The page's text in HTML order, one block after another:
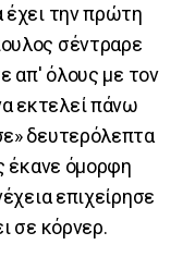
έχει την πρώτη
σέντραρε
απ' όλους με τον
εκτελεί πάνω
δευτερόλεπτα
έκανε όμορφη
επιχείρησε
σε κόρνερ.